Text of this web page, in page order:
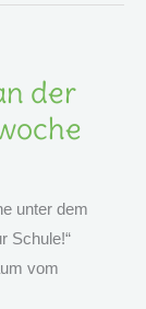
der
unter dem
Schule!“
vom